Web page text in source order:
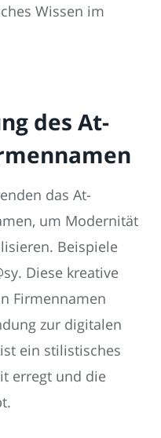
Wissen im
des At-
das At-
um Modernität
Beispiele
Diese kreative
Firmennamen
zur digitalen
ein stilistisches
erregt und die